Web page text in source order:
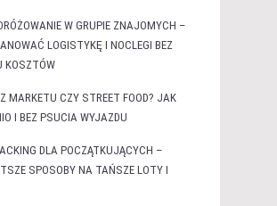
W GRUPIE ZNAJOMYCH –
LOGISTYKĘ I NOCLEGI BEZ
KOSZTÓW
MARKETU CZY STREET FOOD? JAK
I BEZ PSUCIA WYJAZDU
DLA POCZĄTKUJĄCYCH –
SPOSOBY NA TAŃSZE LOTY I